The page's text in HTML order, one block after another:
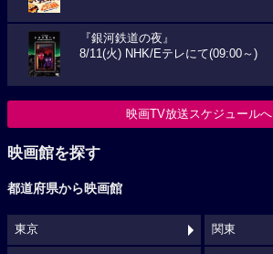
『銀河鉄道の夜』
8/11(火) NHK/Eテレにて(09:00～)
映画TV放送スケジュールへ
映画館を探す
都道府県から映画館
東京 関東